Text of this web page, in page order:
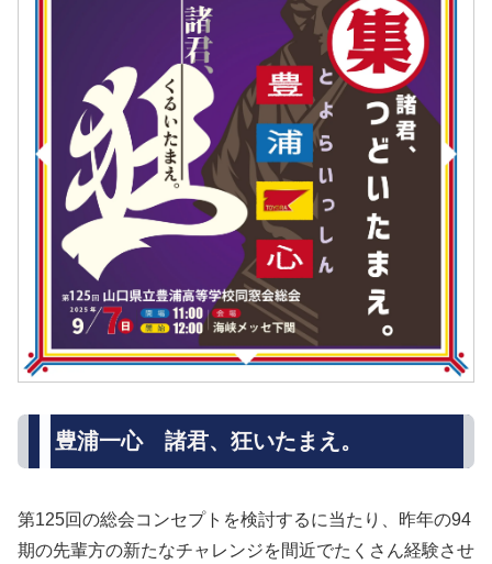
豊浦一心 諸君、狂いたまえ。
第125回の総会コンセプトを検討するに当たり、昨年の94
期の先輩方の新たなチャレンジを間近でたくさん経験させ